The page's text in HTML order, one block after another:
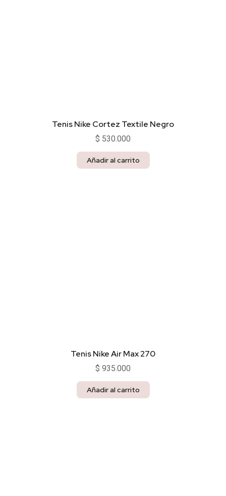
Tenis Nike Cortez Textile Negro
$ 530.000
Añadir al carrito
Tenis Nike Air Max 270
$ 935.000
Añadir al carrito